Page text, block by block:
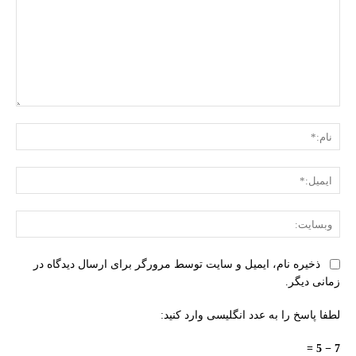
ذخیره نام، ایمیل و سایت توسط مرورگر برای ارسال دیدگاه در
زمانی دیگر.
لطفا پاسخ را به عدد انگلیسی وارد کنید:
7 − 5 =